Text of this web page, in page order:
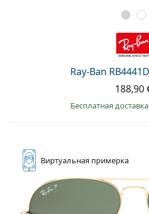
Ray-Ban
188,90
Бесплатная доставка
Виртуальная примерка